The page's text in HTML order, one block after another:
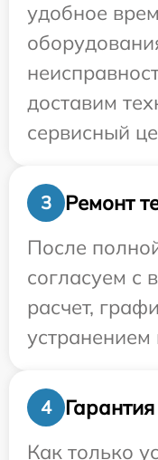
удобное
доставим
сервисный
3
Ремонт
После
согласуем с
расчет,
устранением
4
Гарантия
Как только